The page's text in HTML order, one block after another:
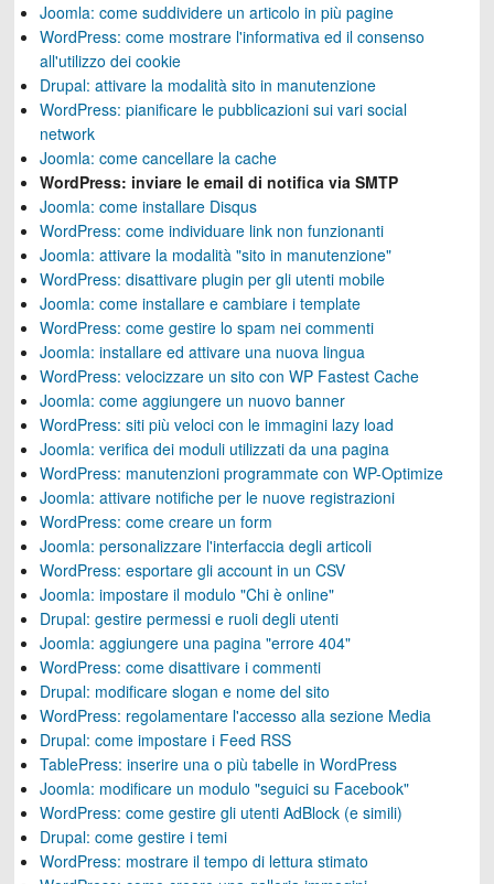
Joomla: come suddividere un articolo in più pagine
WordPress: come mostrare l'informativa ed il consenso
all'utilizzo dei cookie
Drupal: attivare la modalità sito in manutenzione
WordPress: pianificare le pubblicazioni sui vari social
network
Joomla: come cancellare la cache
WordPress: inviare le email di notifica via SMTP
Joomla: come installare Disqus
WordPress: come individuare link non funzionanti
Joomla: attivare la modalità "sito in manutenzione"
WordPress: disattivare plugin per gli utenti mobile
Joomla: come installare e cambiare i template
WordPress: come gestire lo spam nei commenti
Joomla: installare ed attivare una nuova lingua
WordPress: velocizzare un sito con WP Fastest Cache
Joomla: come aggiungere un nuovo banner
WordPress: siti più veloci con le immagini lazy load
Joomla: verifica dei moduli utilizzati da una pagina
WordPress: manutenzioni programmate con WP-Optimize
Joomla: attivare notifiche per le nuove registrazioni
WordPress: come creare un form
Joomla: personalizzare l'interfaccia degli articoli
WordPress: esportare gli account in un CSV
Joomla: impostare il modulo "Chi è online"
Drupal: gestire permessi e ruoli degli utenti
Joomla: aggiungere una pagina "errore 404"
WordPress: come disattivare i commenti
Drupal: modificare slogan e nome del sito
WordPress: regolamentare l'accesso alla sezione Media
Drupal: come impostare i Feed RSS
TablePress: inserire una o più tabelle in WordPress
Joomla: modificare un modulo "seguici su Facebook"
WordPress: come gestire gli utenti AdBlock (e simili)
Drupal: come gestire i temi
WordPress: mostrare il tempo di lettura stimato